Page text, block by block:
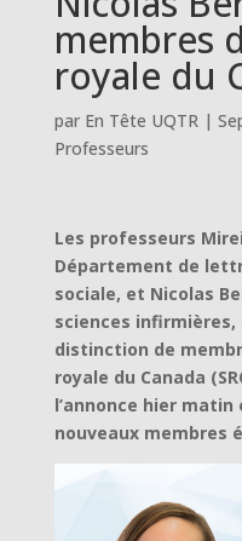
membres
royale du
par En Tête UQTR|
Professeurs
Les professeurs
Département de
sociale, et Nicolas
sciences
distinction de
royale du Canada
l’annonce hier
nouveaux membres